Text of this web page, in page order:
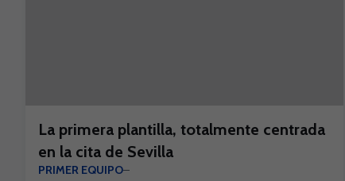
La primera plantilla, totalmente centrada
en la cita de Sevilla
PRIMER EQUIPO